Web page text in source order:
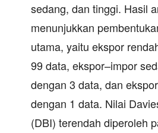
sedang, dan tinggi. Hasil
menunjukkan
utama, yaitu ekspor
99 data, ekspor–impor
dengan 3 data, dan
dengan 1 data. Nilai
(DBI) terendah diperoleh